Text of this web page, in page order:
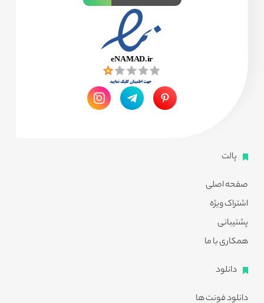
پالت
صفحه اصلی
اشتراک ویژه
پشتیبانی
همکاری با ما
دانلود
دانلود فونت ها